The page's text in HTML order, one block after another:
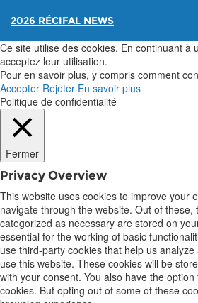
2026 RÉCIFAL NEWS
Ce site utilise des cookies. En continuant à
acceptez leur utilisation.
Pour en savoir plus, y compris comment
Accepter Rejeter En savoir plus
Politique de confidentialité
Fermer
Privacy Overview
This website uses cookies to improve your
navigate through the website. Out of these,
categorized as necessary are stored on
essential for the working of basic
use third-party cookies that help us
use this website. These cookies will be
with your consent. You also have the
cookies. But opting out of some of these